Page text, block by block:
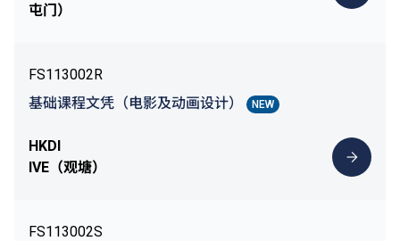
屯门）
FS113002R
基础课程文凭（电影及动画设计）
NEW
HKDI
IVE（观塘）
FS113002S